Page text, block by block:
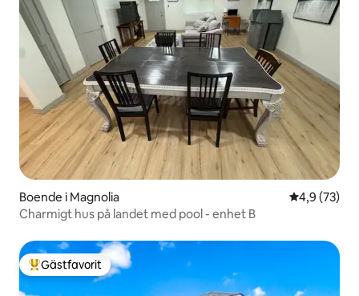
Boende i Magnolia 4,9 av 5 i
4,9 (73)
Charmigt hus på landet med pool - enhet B
Populär gästfavorit
Gästfavorit